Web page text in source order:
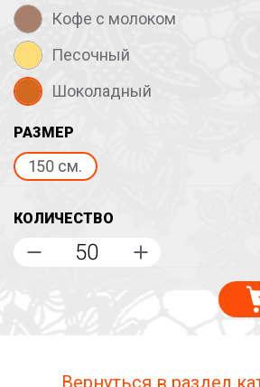
Кофе с молоком
Песочный
Шоколадный
РАЗМЕР
150 см.
КОЛИЧЕСТВО
Вернуться в раздел